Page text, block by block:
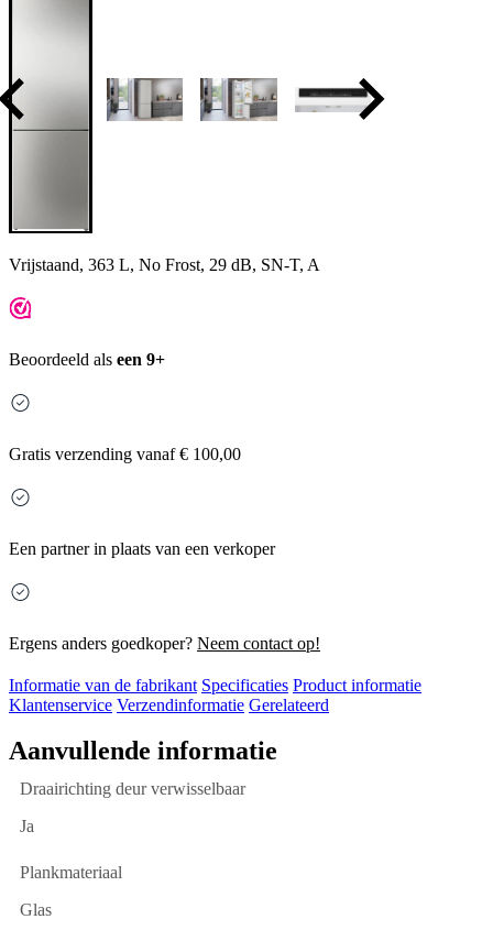
Vrijstaand, 363 L, No Frost, 29 dB, SN-T, A
Beoordeeld als een 9+
Gratis verzending vanaf € 100,00
Een partner in plaats van een verkoper
Ergens anders goedkoper? Neem contact op!
Informatie van de fabrikant Specificaties Product informatie
Klantenservice Verzendinformatie Gerelateerd
Aanvullende informatie
Draairichting deur verwisselbaar
Ja
Plankmateriaal
Glas